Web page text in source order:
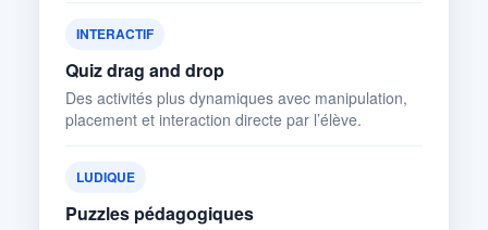
INTERACTIF
Quiz drag and drop
Des activités plus dynamiques avec manipulation,
placement et interaction directe par l’élève.
LUDIQUE
Puzzles pédagogiques